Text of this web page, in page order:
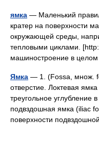
ямка — Маленький
кратер на поверхности
окружающей среды,
тепловыми циклами.
машиностроение в
Ямка — 1. (Fossa, множ.
отверстие. Локтевая
треугольное углубление
подвздошная ямка (iliac
поверхности